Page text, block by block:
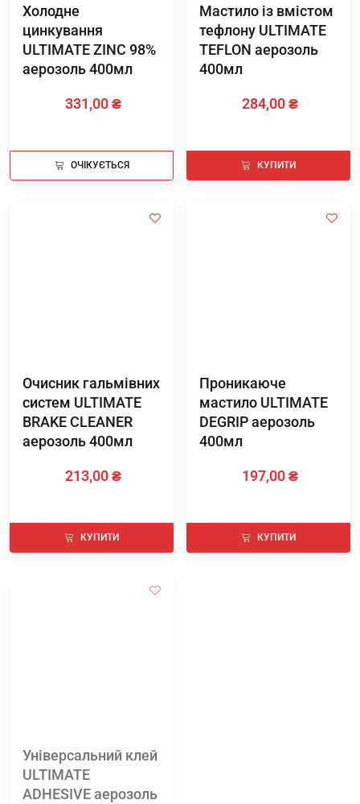
Холодне
цинкування
ULTIMATE ZINC 98%
аерозоль 400мл
331,00 ₴
ОЧІКУЄТЬСЯ
Мастило із вмістом
тефлону ULTIMATE
TEFLON аерозоль
400мл
284,00 ₴
КУПИТИ
Очисник гальмівних
систем ULTIMATE
BRAKE CLEANER
аерозоль 400мл
213,00 ₴
КУПИТИ
Проникаюче
мастило ULTIMATE
DEGRIP аерозоль
400мл
197,00 ₴
КУПИТИ
Універсальний клей
ULTIMATE
ADHESIVE аерозоль